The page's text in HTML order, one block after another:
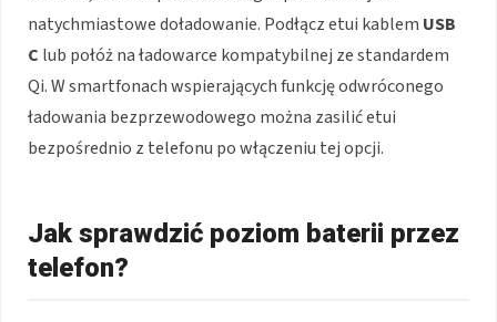
natychmiastowe doładowanie. Podłącz etui kablem USB
C lub połóż na ładowarce kompatybilnej ze standardem
Qi. W smartfonach wspierających funkcję odwróconego
ładowania bezprzewodowego można zasilić etui
bezpośrednio z telefonu po włączeniu tej opcji.
Jak sprawdzić poziom baterii przez
telefon?